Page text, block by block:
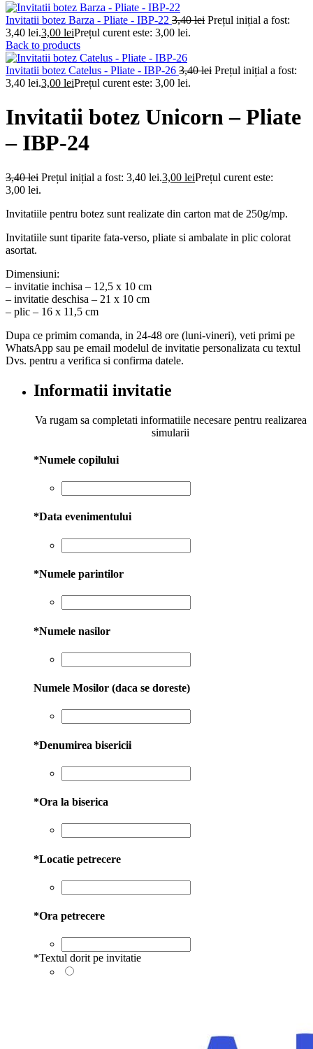
Invitatii botez Barza - Pliate - IBP-22 3,40lei Prețul inițial a fost:
3,40 lei.3,00 leiPrețul curent este: 3,00 lei.
Back to products
Invitatii botez Catelus - Pliate - IBP-26 3,40lei Prețul inițial a fost:
3,40 lei.3,00 leiPrețul curent este: 3,00 lei.
Invitatii botez Unicorn – Pliate
– IBP-24
3,40lei Prețul inițial a fost: 3,40 lei.3,00 leiPrețul curent este:
3,00 lei.
Invitatiile pentru botez sunt realizate din carton mat de 250g/mp.
Invitatiile sunt tiparite fata-verso, pliate si ambalate in plic colorat
asortat.
Dimensiuni:
– invitatie inchisa – 12,5 x 10 cm
– invitatie deschisa – 21 x 10 cm
– plic – 16 x 11,5 cm
Dupa ce primim comanda, in 24-48 ore (luni-vineri), veti primi pe
WhatsApp sau pe email modelul de invitatie personalizata cu textul
Dvs. pentru a verifica si confirma datele.
Informatii invitatie
Va rugam sa completati informatiile necesare pentru realizarea
simularii
*Numele copilului
*Data evenimentului
*Numele parintilor
*Numele nasilor
Numele Mosilor (daca se doreste)
*Denumirea bisericii
*Ora la biserica
*Locatie petrecere
*Ora petrecere
*Textul dorit pe invitatie